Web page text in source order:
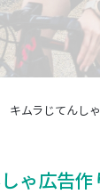
キムラじてんし
ゃ広告